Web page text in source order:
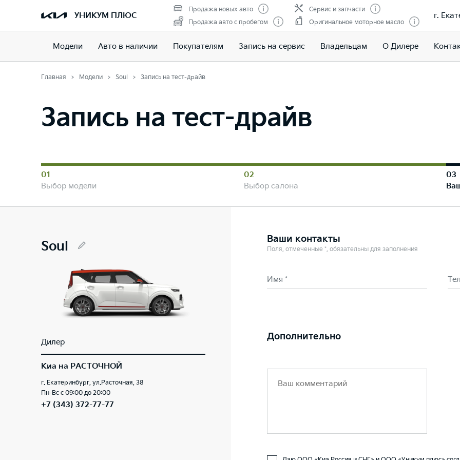
УНИКУМ ПЛЮС
Продажа новых авто
Продажа авто с пробегом
Сервис и запчасти
Оригинальное моторное масло
г.
Модели Авто в наличии Покупателям Запись на сервис Владельцам О Дилере
Главная Модели Soul Запись на тест-драйв
Запись на тест-драйв
01
Выбор модели
02
Выбор салона
03
Soul
Дилер
Киа на РАСТОЧНОЙ
г. Екатеринбург, ул.Расточная, 38
Пн-Вс с 09:00 до 20:00
+7 (343) 372-77-77
Ваши контакты
Поля, отмеченные *, обязательны для заполнения
Имя *
Дополнительно